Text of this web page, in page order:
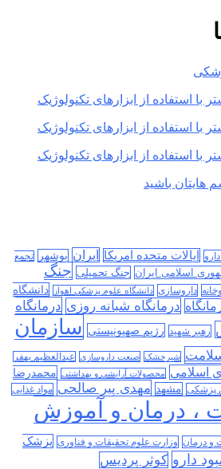
با استفاده از ابزارهای تکنولوژیک
با استفاده از ابزارهای تکنولوژیک
با استفاده از ابزارهای تکنولوژیک
باشید
دارو ایالات متحده امریکا ایران بوشهر
تجمع
اسلامی ایران جنگ تحمیلی جنگ
داروسازی دانشگاه علوم پزشکی اهواز
دانشگاه
درمانگاه شبانه روزی درمانگاه
رهبر شهید رژیم صهیونیستی سازمان
شیرخشک صنعت داروسازی عبدالعظیم بهفر
اسلامی محصولات آرایشی و بهداشتی محمدرضا
پزشکی مشهد مهدی پیر صالحی مواد غذایی
، درمان و آموزش
و درمان وزارت علوم تحقیقات و فناوری پزشک
دارو کوثر پردیس